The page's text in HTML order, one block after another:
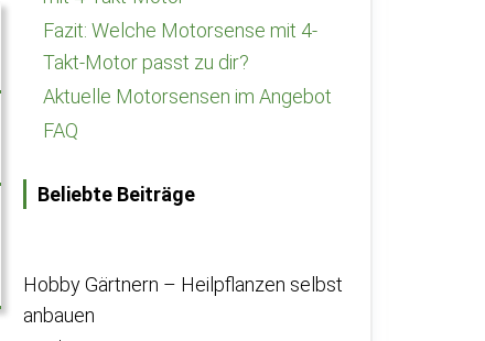
Fazit: Welche Motorsense mit 4-
Takt-Motor passt zu dir?
Aktuelle Motorsensen im Angebot
FAQ
Beliebte Beiträge
Hobby Gärtnern – Heilpflanzen selbst
anbauen